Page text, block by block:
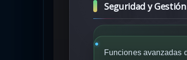
Seguridad y Gestión
Funciones avanzadas